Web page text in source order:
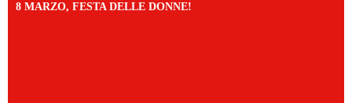
8 MARZO, FESTA DELLE DONNE!